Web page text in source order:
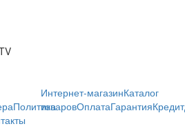
Политика
Интернет-магазинКаталог
товаровОплатаГарантияКредит